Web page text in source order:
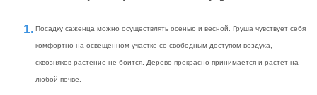
Посадку саженца можно осуществлять осенью и весной. Груша чувствует себя
комфортно на освещенном участке со свободным доступом воздуха,
сквозняков растение не боится. Дерево прекрасно принимается и растет на
любой почве.